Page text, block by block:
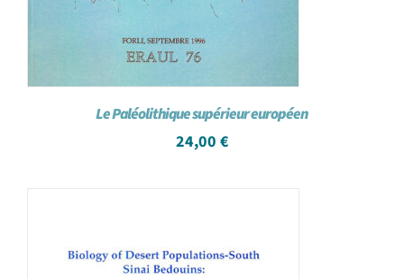
Le Paléolithique supérieur européen
24,00 €